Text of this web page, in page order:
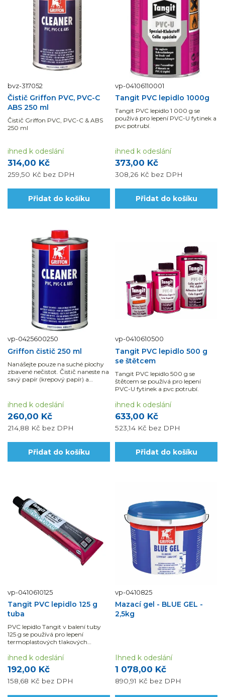
bvz-317052
Čistič Griffon PVC, PVC-C
ABS 250 ml
Čistič Griffon PVC, PVC-C & ABS
250 ml
314,00 Kč
259,50 Kč bez DPH
ihned k odeslání
Přidat do košíku
vp-04106110001
Tangit PVC lepidlo 1000g
Tangit PVC lepidlo 1 000 g se
používá pro lepení PVC-U fytinek a
pvc potrubí.
373,00 Kč
308,26 Kč bez DPH
ihned k odeslání
Přidat do košíku
vp-0425600250
Griffon čistič 250 ml
Nanášejte pouze na suché plochy
zbavené nečistot. Čistič naneste na
savý papír (krepový papír) a
260,00 Kč
214,88 Kč bez DPH
ihned k odeslání
Přidat do košíku
vp-0410610500
Tangit PVC lepidlo 500 g
se štětcem
Tangit PVC lepidlo 500 g se
štětcem se používá pro lepení
PVC-U fytinek a pvc potrubí.
633,00 Kč
523,14 Kč bez DPH
ihned k odeslání
Přidat do košíku
vp-0410610125
Tangit PVC lepidlo 125 g
tuba
PVC lepidlo Tangit v balení tuby
125 g se používá pro lepení
termoplastových tlakových
PVC.
192,00 Kč
158,68 Kč bez DPH
ihned k odeslání
vp-0410825
Mazací gel - BLUE GEL -
2,5kg
1 078,00 Kč
890,91 Kč bez DPH
Ihned k odeslání